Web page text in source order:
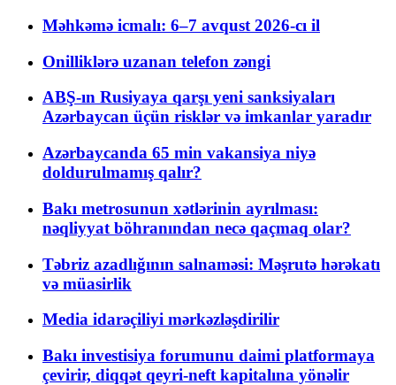
Məhkəmə icmalı: 6–7 avqust 2026-cı il
Onilliklərə uzanan telefon zəngi
ABŞ-ın Rusiyaya qarşı yeni sanksiyaları
Azərbaycan üçün risklər və imkanlar yaradır
Azərbaycanda 65 min vakansiya niyə
doldurulmamış qalır?
Bakı metrosunun xətlərinin ayrılması:
nəqliyyat böhranından necə qaçmaq olar?
Təbriz azadlığının salnaməsi: Məşrutə hərəkatı
və müasirlik
Media idarəçiliyi mərkəzləşdirilir
Bakı investisiya forumunu daimi platformaya
çevirir, diqqət qeyri-neft kapitalına yönəlir